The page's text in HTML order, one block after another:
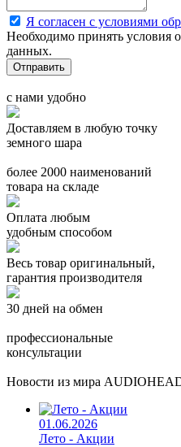
Я согласен с условиями
Необходимо принять условия
данных.
с нами удобно
Доставляем в любую точку
земного шара
более 2000 наименований
товара на складе
Оплата любым
удобным способом
Весь товар оригинальный,
гарантия производителя
30 дней на обмен
профессиональные
консультации
Новости из мира
01.06.2026
Лето - Акции